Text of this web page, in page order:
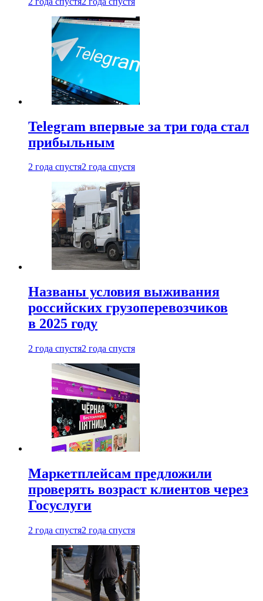
Telegram впервые за три года стал
прибыльным
2 года спустя2 года спустя
Названы условия выживания
российских грузоперевозчиков
в 2025 году
2 года спустя2 года спустя
Маркетплейсам предложили
проверять возраст клиентов через
Госуслуги
2 года спустя2 года спустя